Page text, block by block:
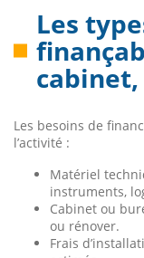
Les
Les besoins de
l’activité :
Matériel
instruments,
Cabinet ou
ou rénover.
Frais